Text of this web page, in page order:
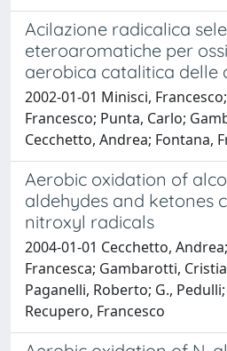
Acilazione radicalica
eteroaromatiche per
aerobica catalitica delle
2002-01-01 Minisci,
Francesco; Punta, Carlo;
Cecchetto, Andrea; Fontana,
Aerobic oxidation of
aldehydes and ketones
nitroxyl radicals
2004-01-01 Cecchetto,
Francesca; Gambarotti,
Paganelli, Roberto; G.,
Recupero, Francesco